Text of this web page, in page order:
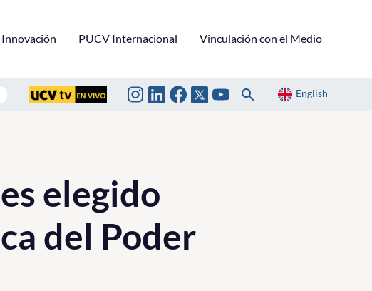
PUCV Internacional Vinculación con el Medio
English
elegido
del Poder